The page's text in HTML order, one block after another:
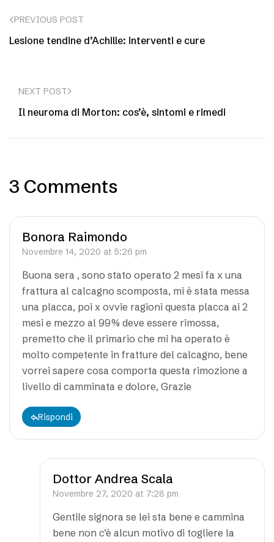
PREVIOUS POST
Lesione tendine d’Achille: interventi e cure
NEXT POST
Il neuroma di Morton: cos’è, sintomi e rimedi
3 Comments
Bonora Raimondo
Novembre 14, 2020 at 5:26 pm
Buona sera , sono stato operato 2 mesi fa x una
frattura al calcagno scomposta, mi è stata messa
una placca, poi x ovvie ragioni questa placca ai 2
mesi e mezzo al 99% deve essere rimossa,
premetto che il primario che mi ha operato è
molto competente in fratture del calcagno, bene
vorrei sapere cosa comporta questa rimozione a
livello di camminata e dolore, Grazie
Rispondi
Dottor Andrea Scala
Novembre 27, 2020 at 7:28 pm
Gentile signora se lei sta bene e cammina
bene non c’è alcun motivo di togliere la